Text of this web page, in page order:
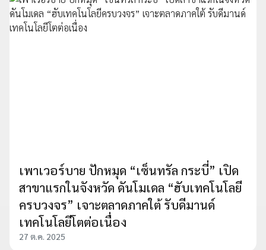
เพาเวอร์บาย ปักหมุด “เซ็นทรัล กระบี่” เปิด
สาขาแรกในจังหวัด ดันโมเดล “ฮับเทคโนโลยี
ครบวงจร” เจาะตลาดภาคใต้ รับดีมานด์
เทคโนโลยีโตต่อเนื่อง
27 ต.ค. 2025